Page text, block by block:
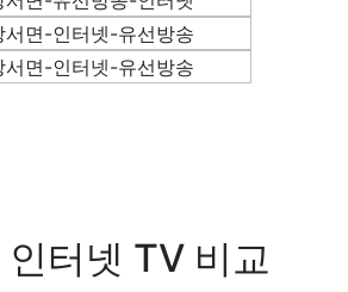
인터넷 TV 비교